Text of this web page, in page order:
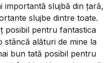
importantă slujbă din țară,
slujbe dintre toate.
posibil pentru fantastica
stâncă alături de mine la
bun tată posibil pentru